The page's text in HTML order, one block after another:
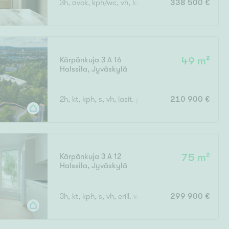
3h, avok, kph/wc, vh, las.parv. 338 500 €
Kärpänkuja 3 A 16
Halssila,Jyväskylä
49 m²
2h, kt, kph, s, vh, lasit. parveke 210 900 €
Kärpänkuja 3 A 12
Halssila,Jyväskylä
75 m²
3h, kt, kph, s, vh, erill. wc, lasit. parveke
299 900 €